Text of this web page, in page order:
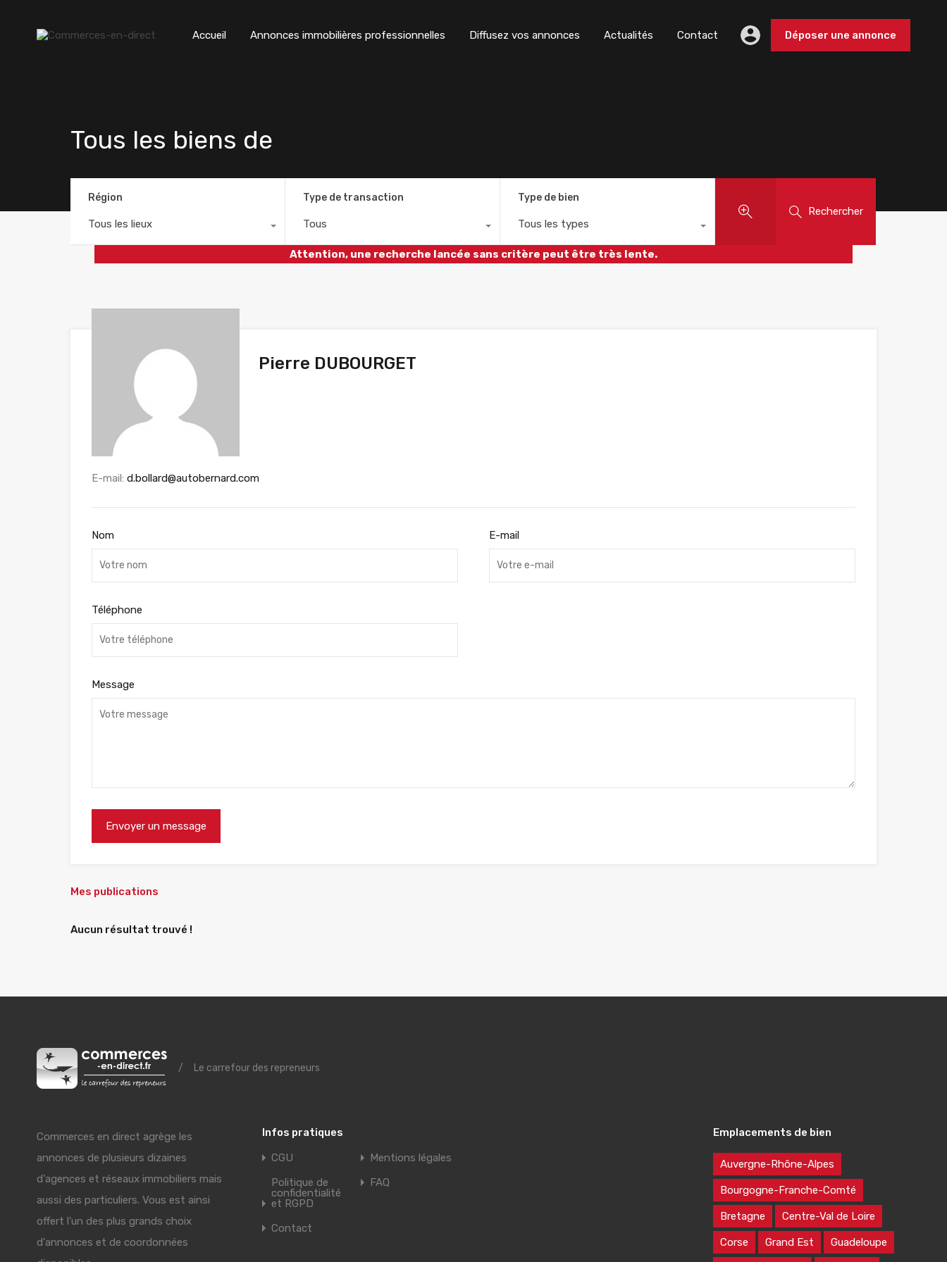
Accueil Annonces immobilières professionnelles Diffusez vos annonces Actualités Contact Déposer une annonce
Tous les biens de
Région
Tous les lieux
Type de transaction
Tous
Type de bien
Tous les types
Rechercher
Attention, une recherche lancée sans critère peut être très lente.
Pierre DUBOURGET
E-mail: d.bollard@autobernard.com
Nom E-mail
Téléphone
Message
Mes publications
Aucun résultat trouvé !
/ Le carrefour des repreneurs
Commerces en direct agrège les
annonces de plusieurs dizaines
d'agences et réseaux immobiliers mais
aussi des particuliers. Vous est ainsi
offert l'un des plus grands choix
d'annonces et de coordonnées
Infos pratiques
CGU
Mentions légales
Politique de
confidentialité
et RGPD
FAQ
Contact
Emplacements de bien
Auvergne-Rhône-Alpes
Bourgogne-Franche-Comté
Bretagne Centre-Val de Loire
Corse Grand Est Guadeloupe